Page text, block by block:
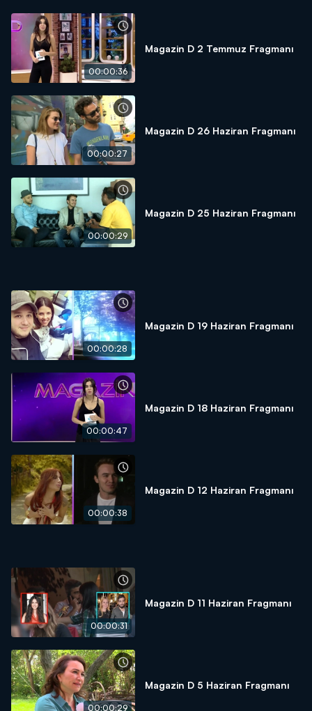
00:00:36
Magazin D 2 Temmuz Fragmanı
00:00:27
Magazin D 26 Haziran Fragmanı
00:00:29
Magazin D 25 Haziran Fragmanı
00:00:28
Magazin D 19 Haziran Fragmanı
00:00:47
Magazin D 18 Haziran Fragmanı
00:00:38
Magazin D 12 Haziran Fragmanı
00:00:31
Magazin D 11 Haziran Fragmanı
00:00:29
Magazin D 5 Haziran Fragmanı